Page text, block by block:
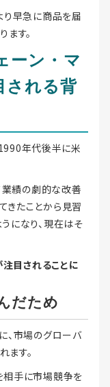
り早急に商品を届
ます。
ーン・マ
される背
1990年代後半に米
業績の劇的な改善
きたことから見習
になり、現在はそ
注目されることに
だため
、市場のグローバ
ます。
相手に市場競争を